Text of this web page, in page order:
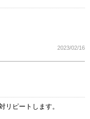
2023/02/16
リピートします。